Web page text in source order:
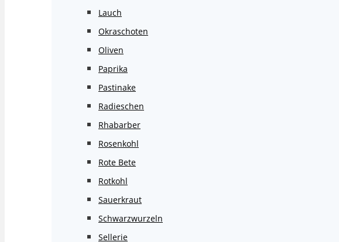
Lauch
Okraschoten
Oliven
Paprika
Pastinake
Radieschen
Rhabarber
Rosenkohl
Rote Bete
Rotkohl
Sauerkraut
Schwarzwurzeln
Sellerie